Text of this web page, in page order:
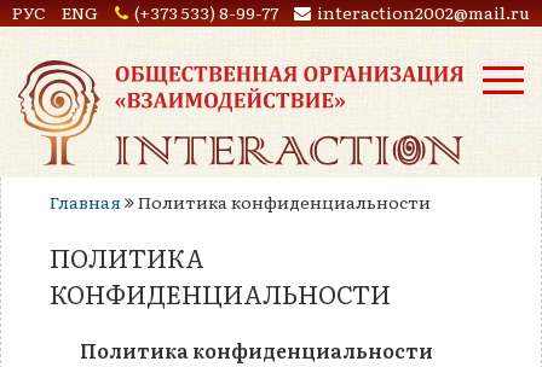
РУС ENG (+373 533) 8-99-77 interaction2002@mail.ru
Главная Политика конфиденциальности
ПОЛИТИКА
КОНФИДЕНЦИАЛЬНОСТИ
Политика конфиденциальности